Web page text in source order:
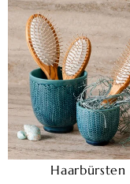
Haarbürsten